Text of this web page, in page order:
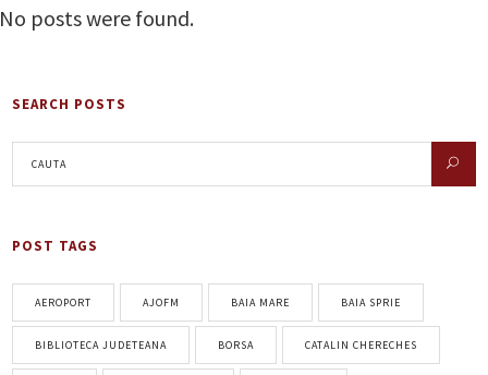
No posts were found.
SEARCH POSTS
POST TAGS
AEROPORT AJOFM BAIA MARE BAIA SPRIE
BIBLIOTECA JUDETEANA BORSA CATALIN CHERECHES